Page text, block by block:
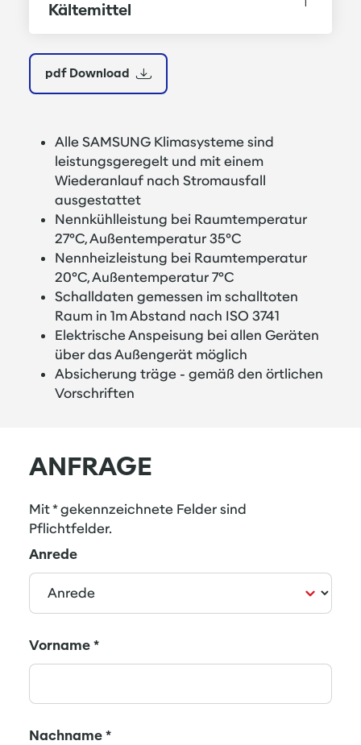
reinigungsfähigem Luftfilter
Kabelfernbedienung mit Echtzeit-, Tages-
und Wochentimer und
Raumtemperaturfühler
Gerätes zu erreichen
Eine Revisionsöffnung ist nicht erforderlich
Kältemittel
pdf Download
Alle SAMSUNG Klimasysteme sind
leistungsgeregelt und mit einem
Wiederanlauf nach Stromausfall
ausgestattet
Nennkühlleistung bei Raumtemperatur
27°C, Außentemperatur 35°C
Nennheizleistung bei Raumtemperatur
20°C, Außentemperatur 7°C
Schalldaten gemessen im schalltoten
Raum in 1m Abstand nach ISO 3741
Elektrische Anspeisung bei allen Geräten
über das Außengerät möglich
Absicherung träge - gemäß den örtlichen
Vorschriften
ANFRAGE
Mit * gekennzeichnete Felder sind
Pflichtfelder.
Anrede
Vorname*
Nachname*